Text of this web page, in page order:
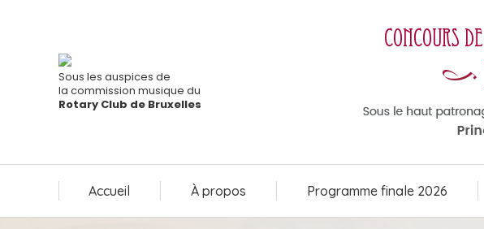
Sous les auspices de
la commission musique du
Rotary Club de Bruxelles
Accueil À propos Programme finale 2026
Programme finale 2026